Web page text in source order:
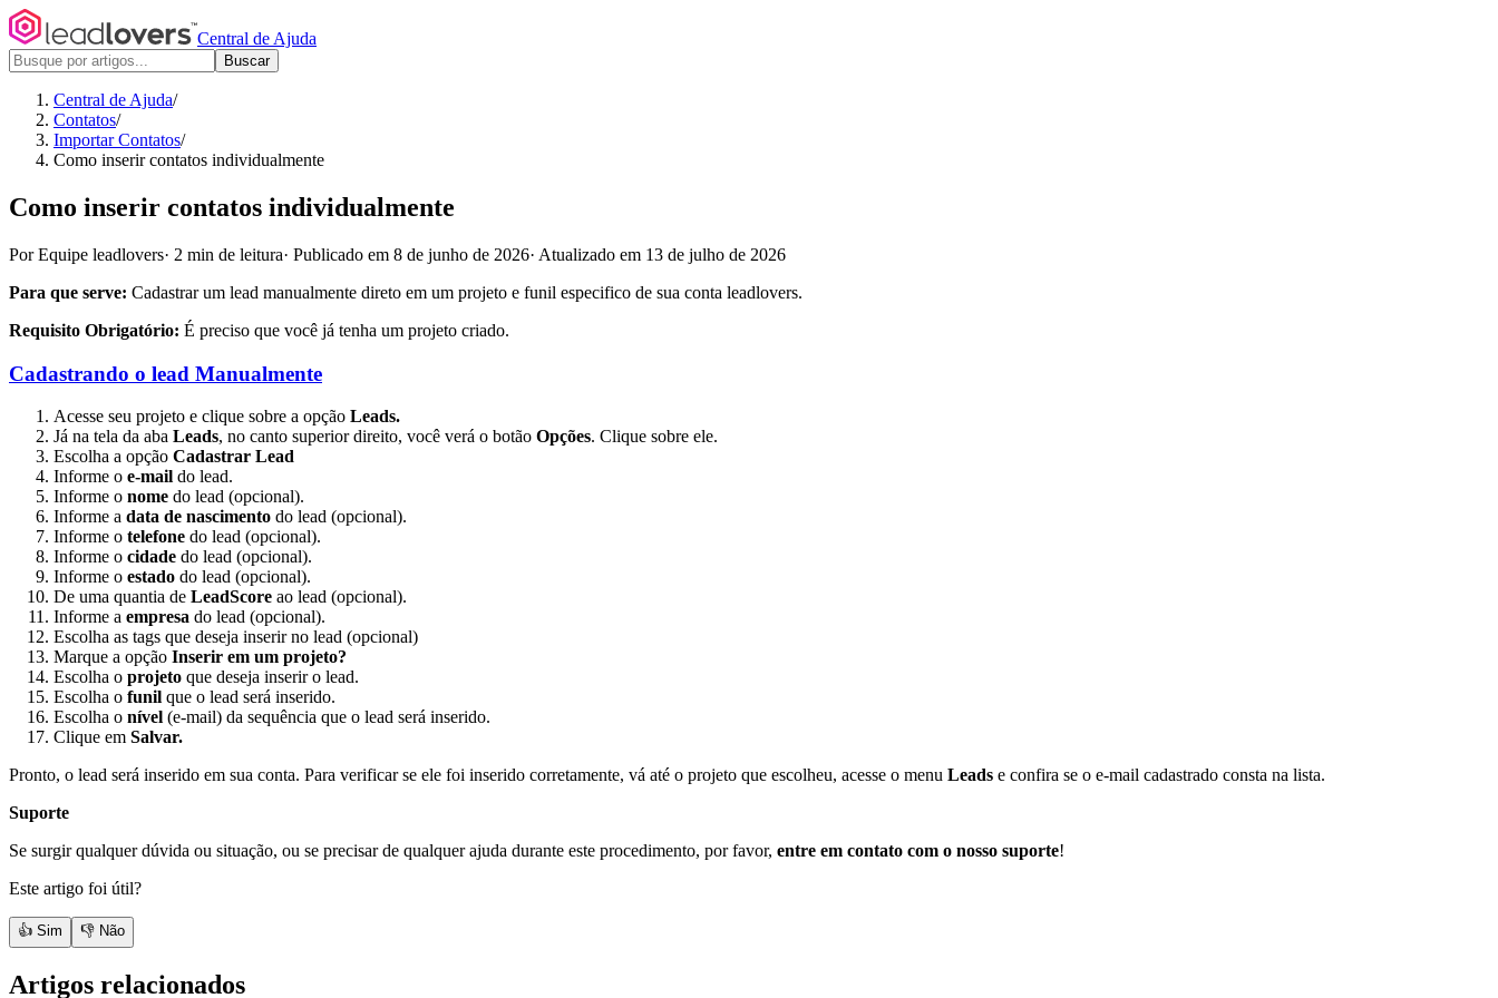
Central de Ajuda
Buscar
Central de Ajuda/
Contatos/
Importar Contatos/
Como inserir contatos individualmente
Como inserir contatos individualmente
Por Equipe leadlovers· 2 min de leitura· Publicado em 8 de junho de 2026· Atualizado em 13 de julho de 2026
Para que serve: Cadastrar um lead manualmente direto em um projeto e funil especifico de sua conta leadlovers.
Requisito Obrigatório: É preciso que você já tenha um projeto criado.
Cadastrando o lead Manualmente
Acesse seu projeto e clique sobre a opção Leads.
Já na tela da aba Leads, no canto superior direito, você verá o botão Opções. Clique sobre ele.
Escolha a opção Cadastrar Lead
Informe o e-mail do lead.
Informe o nome do lead (opcional).
Informe a data de nascimento do lead (opcional).
Informe o telefone do lead (opcional).
Informe o cidade do lead (opcional).
Informe o estado do lead (opcional).
De uma quantia de LeadScore ao lead (opcional).
Informe a empresa do lead (opcional).
Escolha as tags que deseja inserir no lead (opcional)
Marque a opção Inserir em um projeto?
Escolha o projeto que deseja inserir o lead.
Escolha o funil que o lead será inserido.
Escolha o nível (e-mail) da sequência que o lead será inserido.
Clique em Salvar.
Pronto, o lead será inserido em sua conta. Para verificar se ele foi inserido corretamente, vá até o projeto que escolheu, acesse o menu Leads e confira se o e-mail cadastrado consta na lista.
Suporte
Se surgir qualquer dúvida ou situação, ou se precisar de qualquer ajuda durante este procedimento, por favor, entre em contato com o nosso suporte!
Este artigo foi útil?
👍 Sim 👎 Não
Artigos relacionados